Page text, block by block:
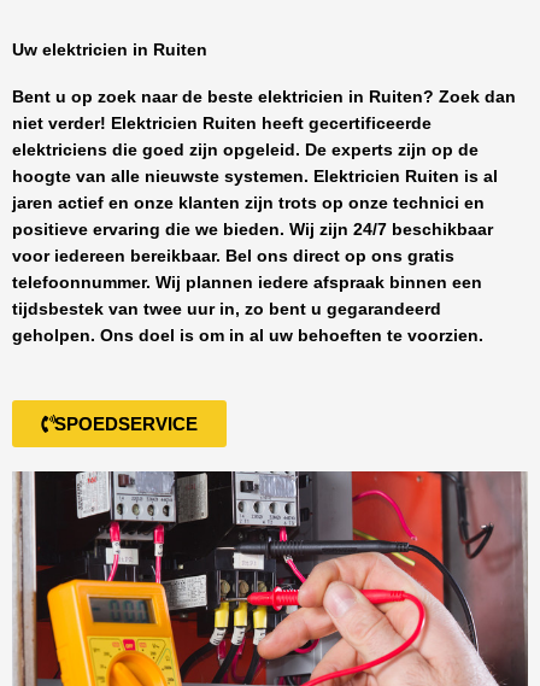
Uw elektricien in Ruiten
Bent u op zoek naar de beste elektricien in Ruiten? Zoek dan
niet verder! Elektricien Ruiten heeft gecertificeerde
elektriciens die goed zijn opgeleid. De experts zijn op de
hoogte van alle nieuwste systemen. Elektricien Ruiten is al
jaren actief en onze klanten zijn trots op onze technici en
positieve ervaring die we bieden. Wij zijn 24/7 beschikbaar
voor iedereen bereikbaar. Bel ons direct op ons gratis
telefoonnummer. Wij plannen iedere afspraak binnen een
tijdsbestek van twee uur in, zo bent u gegarandeerd
geholpen. Ons doel is om in al uw behoeften te voorzien.
SPOEDSERVICE